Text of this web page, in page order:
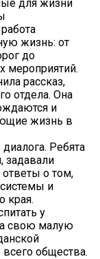
для жизни
жизнь: от
до
мероприятий.
рассказ,
отдела. Она
и
жизнь в
Ребята
задавали
о том,
и
края.
у
свою малую
общества.